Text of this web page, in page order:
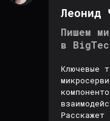
Леонид
Пишем
в
Ключевые